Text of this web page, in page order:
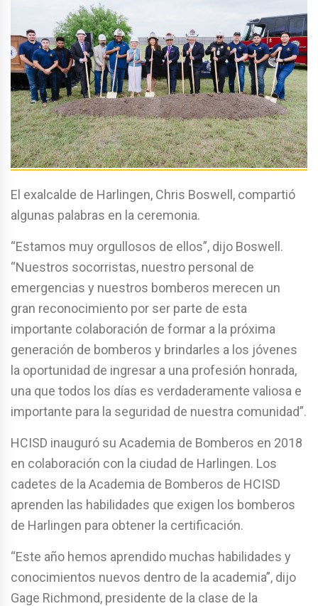
El exalcalde de Harlingen, Chris Boswell, compartió
algunas palabras en la ceremonia.
“Estamos muy orgullosos de ellos”, dijo Boswell.
“Nuestros socorristas, nuestro personal de
emergencias y nuestros bomberos merecen un
gran reconocimiento por ser parte de esta
importante colaboración de formar a la próxima
generación de bomberos y brindarles a los jóvenes
la oportunidad de ingresar a una profesión honrada,
una que todos los días es verdaderamente valiosa e
importante para la seguridad de nuestra comunidad”.
HCISD inauguró su Academia de Bomberos en 2018
en colaboración con la ciudad de Harlingen. Los
cadetes de la Academia de Bomberos de HCISD
aprenden las habilidades que exigen los bomberos
de Harlingen para obtener la certificación.
“Este año hemos aprendido muchas habilidades y
conocimientos nuevos dentro de la academia”, dijo
Gage Richmond, presidente de la clase de la